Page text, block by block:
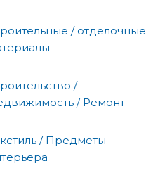
/ отделочные
/
/ Ремонт
/ Предметы